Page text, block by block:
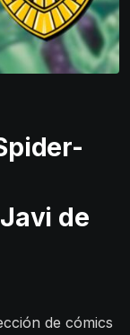
de
de cómics